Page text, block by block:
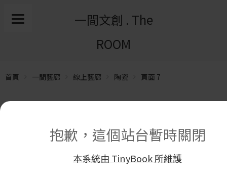
抱歉，這個站台暫時關閉
本系統由 TinyBook 所維護
一間文創 . The
ROOM
首頁 一間藝廊 線上藝廊 陶瓷 頁面 7